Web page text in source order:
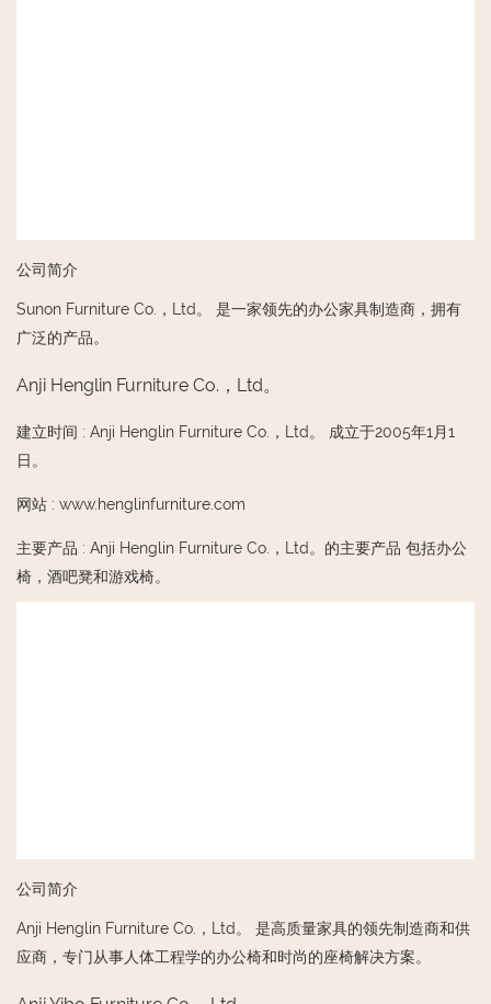
公司简介
Sunon Furniture Co.，Ltd。 是一家领先的办公家具制造商，拥有
广泛的产品。
Anji Henglin Furniture Co.，Ltd。
建立时间 : Anji Henglin Furniture Co.，Ltd。 成立于2005年1月1
日。
网站 : www.henglinfurniture.com
主要产品 : Anji Henglin Furniture Co.，Ltd。的主要产品 包括办公
椅，酒吧凳和游戏椅。
公司简介
Anji Henglin Furniture Co.，Ltd。 是高质量家具的领先制造商和供
应商，专门从事人体工程学的办公椅和时尚的座椅解决方案。